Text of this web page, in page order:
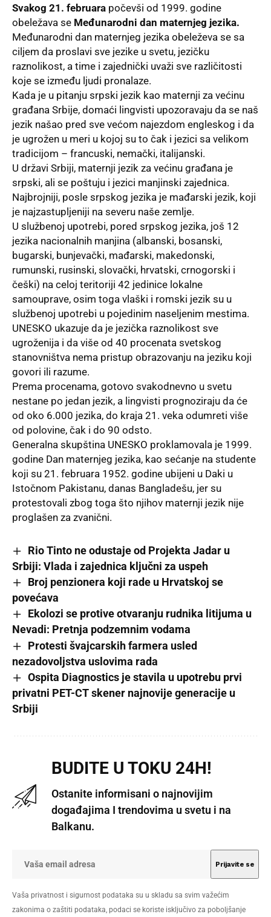
Svakog 21. februara počevši od 1999. godine
obeležava se Međunarodni dan maternjeg jezika.
Međunarodni dan maternjeg jezika obeleževa se sa
ciljem da proslavi sve jezike u svetu, jezičku
raznolikost, a time i zajednički uvaži sve različitosti
koje se između ljudi pronalaze.
Kada je u pitanju srpski jezik kao maternji za većinu
građana Srbije, domaći lingvisti upozoravaju da se naš
jezik našao pred sve većom najezdom engleskog i da
je ugrožen u meri u kojoj su to čak i jezici sa velikom
tradicijom – francuski, nemački, italijanski.
U državi Srbiji, maternji jezik za većinu građana je
srpski, ali se poštuju i jezici manjinski zajednica.
Najbrojniji, posle srpskog jezika je mađarski jezik, koji
je najzastupljeniji na severu naše zemlje.
U službenoj upotrebi, pored srpskog jezika, još 12
jezika nacionalnih manjina (albanski, bosanski,
bugarski, bunjevački, mađarski, makedonski,
rumunski, rusinski, slovački, hrvatski, crnogorski i
češki) na celoj teritoriji 42 jedinice lokalne
samouprave, osim toga vlaški i romski jezik su u
službenoj upotrebi u pojedinim naseljenim mestima.
UNESKO ukazuje da je jezička raznolikost sve
ugroženija i da više od 40 procenata svetskog
stanovništva nema pristup obrazovanju na jeziku koji
govori ili razume.
Prema procenama, gotovo svakodnevno u svetu
nestane po jedan jezik, a lingvisti prognoziraju da će
od oko 6.000 jezika, do kraja 21. veka odumreti više
od polovine, čak i do 90 odsto.
Generalna skupština UNESKO proklamovala je 1999.
godine Dan maternjeg jezika, kao sećanje na studente
koji su 21. februara 1952. godine ubijeni u Daki u
Istočnom Pakistanu, danas Bangladešu, jer su
protestovali zbog toga što njihov maternji jezik nije
proglašen za zvanični.
Rio Tinto ne odustaje od Projekta Jadar u
Srbiji: Vlada i zajednica ključni za uspeh
Broj penzionera koji rade u Hrvatskoj se
povećava
Ekolozi se protive otvaranju rudnika litijuma u
Nevadi: Pretnja podzemnim vodama
Protesti švajcarskih farmera usled
nezadovoljstva uslovima rada
Ospita Diagnostics je stavila u upotrebu prvi
privatni PET-CT skener najnovije generacije u
Srbiji
BUDITE U TOKU 24H!
Ostanite informisani o najnovijim
događajima I trendovima u svetu i na
Balkanu.
Vaša privatnost i sigurnost podataka su u skladu sa svim važećim
zakonima o zaštiti podataka, podaci se koriste isključivo za poboljšanje